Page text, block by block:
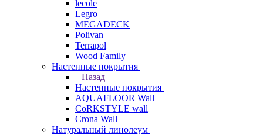
lecole
Legro
MEGADECK
Polivan
Terrapol
Wood Family
Настенные покрытия
Назад
Настенные покрытия
AQUAFLOOR Wall
CoRKSTYLE wall
Crona Wall
Натуральный линолеум